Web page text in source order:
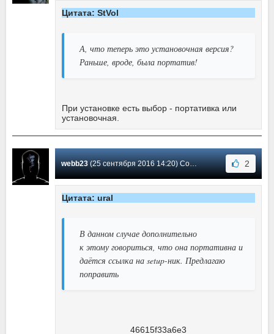
Цитата: StVol
А, что теперь это установочная версия?
Раньше, вроде, была портатив!
При установке есть выбор - портативка или
установочная.
webb23(25 сентября 2016 14:20) Сообщение #16 2
Цитата: ural
В данном случае дополнительно
к этому говориться, что она портативна и
даётся ссылка на setup-ник. Предлагаю
поправить